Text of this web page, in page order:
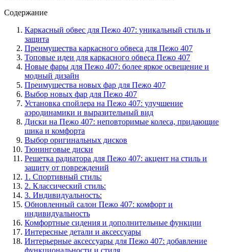
Содержание
Каркасный обвес для Пежо 407: уникальный стиль и
защита
Преимущества каркасного обвеса для Пежо 407
Топовые идеи для каркасного обвеса Пежо 407
Новые фары для Пежо 407: более яркое освещение и
модный дизайн
Преимущества новых фар для Пежо 407
Выбор новых фар для Пежо 407
Установка спойлера на Пежо 407: улучшение
аэродинамики и выразительный вид
Диски на Пежо 407: неповторимые колеса, придающие
шика и комфорта
Выбор оригинальных дисков
Тюнинговые диски
Решетка радиатора для Пежо 407: акцент на стиль и
защиту от повреждений
1. Спортивный стиль:
2. Классический стиль:
3. Индивидуальность:
Обновленный салон Пежо 407: комфорт и
индивидуальность
Комфортные сидения и дополнительные функции
Интересные детали и аксессуары
Интерьерные аксессуары для Пежо 407: добавление
функциональности и стиля